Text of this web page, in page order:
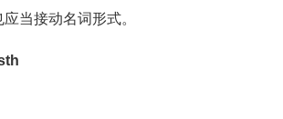
当接动名词形式。